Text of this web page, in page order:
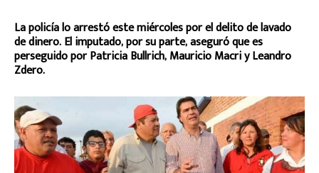
La policía lo arrestó este miércoles por el delito de lavado
de dinero. El imputado, por su parte, aseguró que es
perseguido por Patricia Bullrich, Mauricio Macri y Leandro
Zdero.